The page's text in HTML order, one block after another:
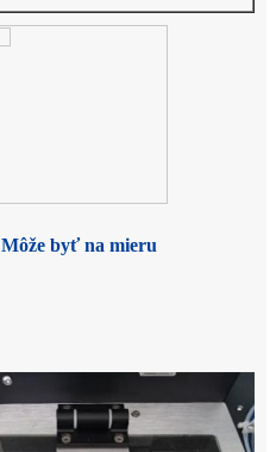
Môže byť na mieru